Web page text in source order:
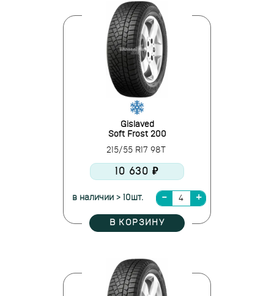
Gislaved
Soft Frost 200
215/55 R17 98T
10 630 ₽
в наличии > 10шт.
В КОРЗИНУ